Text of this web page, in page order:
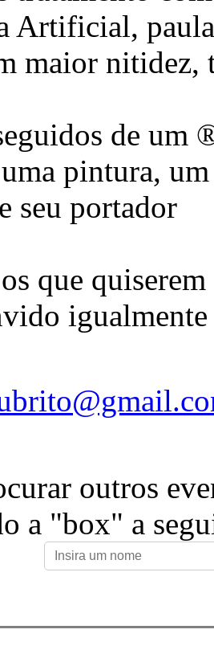
Artificial,
maior nitidez,
de um
pintura,
seu portador
que
outros
a "box" a